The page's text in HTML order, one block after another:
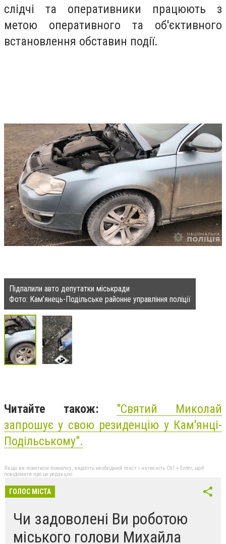
слідчі та оперативники працюють з
метою оперативного та об'єктивного
встановлення обставин події.
Підпалили авто депутатки міськради
Фото: Кам’янець-Подільське районне управління поліції
Читайте також: "Святий Миколай
запрошує у свою резиденцію у Кам'янці-
Подільському".
Якщо ви помітили помилку, виділіть необхідний текст і натисніть Ctrl + Enter, щоб
повідомити про це редакцію
ГОЛОС МІСТА
Чи задоволені Ви роботою
міського голови Михайла